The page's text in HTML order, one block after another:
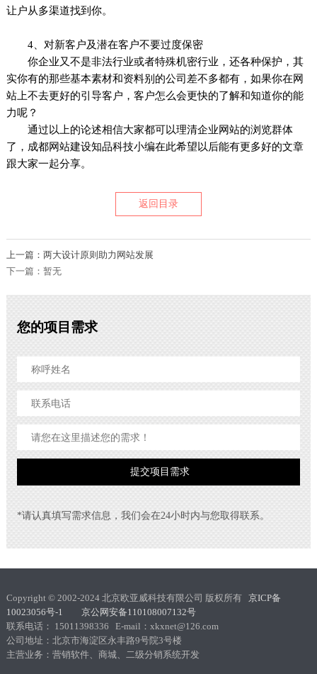
让户从多渠道找到你。
4、对新客户及潜在客户不要过度保密
你企业又不是非法行业或者特殊机密行业，还各种保护，其
实你有的那些基本素材和资料别的公司差不多都有，如果你在网
站上不去更好的引导客户，客户怎么会更快的了解和知道你的能
力呢？
通过以上的论述相信大家都可以理清企业网站的浏览群体
了，成都网站建设知品科技小编在此希望以后能有更多好的文章
跟大家一起分享。
返回目录
上一篇：两大设计原则助力网站发展
下一篇：暂无
您的项目需求
*请认真填写需求信息，我们会在24小时内与您取得联系。
Copyright © 2002-2024 北京欧亚威科技有限公司 版权所有 京ICP备
10023056号-1 京公网安备110108007132号
联系电话： 15011398336 E-mail：xkxnet@126.com
公司地址：北京市海淀区永丰路9号院3号楼
主营业务：营销软件、商城、二级分销系统开发